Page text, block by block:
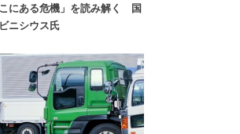
こにある危機」を読み解く 国
ニシウス氏